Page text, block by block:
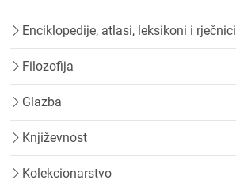
Enciklopedije, atlasi, leksikoni i rječnici
Filozofija
Glazba
Književnost
Kolekcionarstvo